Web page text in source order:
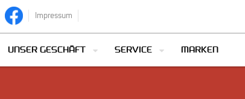
Impressum
UNSER GESCHÄFT SERVICE MARKEN